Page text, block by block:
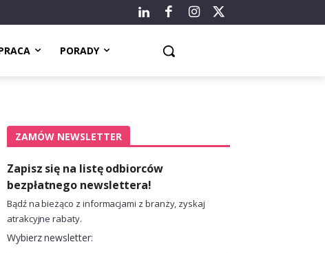
PORADY
ZAMÓW NEWSLETTER
Zapisz się na listę odbiorców
bezpłatnego newslettera!
Bądź na bieżąco z informacjami z branży, zyskaj
atrakcyjne rabaty.
Wybierz newsletter: